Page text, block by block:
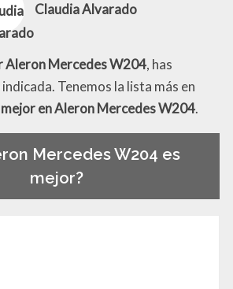
Claudia Alvarado
Aleron Mercedes W204, has
Tenemos la lista más en
en Aleron Mercedes W204.
Mercedes W204 es
mejor?